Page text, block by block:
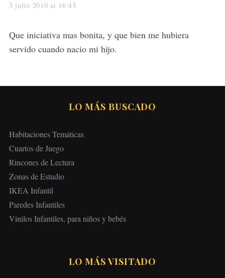
a
s
:
3 julio 2010 at 16:43
Que iniciativa mas bonita, y que bien me hubiera
servido cuando nacio mi hijo.
LO MÁS BUSCADO
Habitaciones Temáticas
Cuartos de Juego
Rincones de Lectura
Zonas de Estudio
IKEA Infantil
Paredes Infantiles
Vinilos Infantiles, para niños y bebés
LO MÁS VISITADO